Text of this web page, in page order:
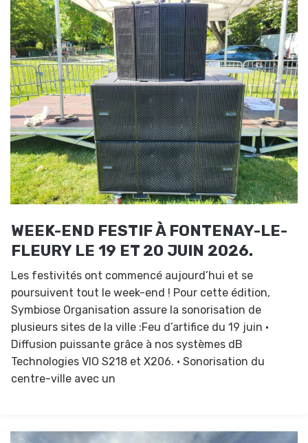
WEEK-END FESTIF À FONTENAY-LE-
FLEURY LE 19 ET 20 JUIN 2026.
Les festivités ont commencé aujourd’hui et se
poursuivent tout le week-end ! Pour cette édition,
Symbiose Organisation assure la sonorisation de
plusieurs sites de la ville :Feu d’artifice du 19 juin •
Diffusion puissante grâce à nos systèmes dB
Technologies VIO S218 et X206. • Sonorisation du
centre-ville avec un